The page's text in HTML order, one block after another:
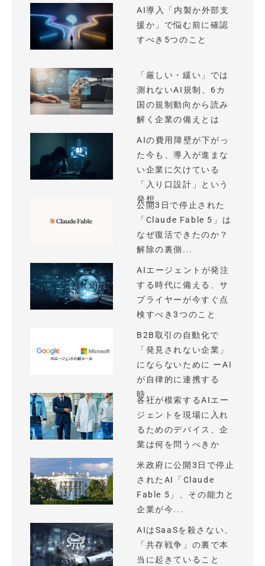
AI導入「内製か外部支
援か」で悩む前に確認
すべき5つのこと
「厳しい・緩い」では
測れないAI規制、6カ
国の規制動向から読み
解く企業の備えとは
AIの費用障壁が下がっ
た今も、導入が進まな
い企業に欠けている
「入り口設計」という
発想
公開3日で停止された
「Claude Fable 5」は
なぜ復活できたのか？
解除の裏側...
AIエージェントが発注
する時代に備える、サ
プライヤーが今すぐ点
検すべき3つのこと
B2B取引の自動化で
「発見されない企業」
にならないために ーAI
が自律的に連携する
時...
各社が模索するAIエー
ジェントを現場に入れ
るためのデバイス、企
業は何を問うべきか
米政府に公開3日で停止
されたAI「Claude
Fable 5」、その能力と
企業が今...
AIはSaaSを殺さない、
「共存戦争」の裏で本
当に起きていること